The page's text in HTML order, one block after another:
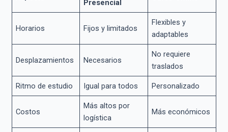
Presencial
Horarios Fijos y limitados
Flexibles y
adaptables
Desplazamientos Necesarios
No requiere
traslados
Ritmo de estudio Igual para todos Personalizado
Costos
Más altos por
logística
Más económicos